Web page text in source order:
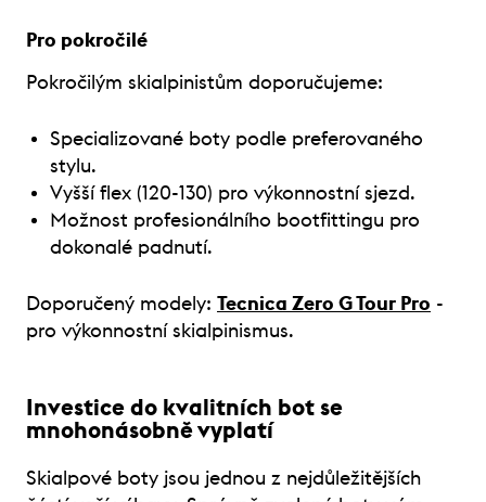
Pro pokročilé
Pokročilým skialpinistům doporučujeme:
Specializované boty podle preferovaného
stylu.
Vyšší flex (120-130) pro výkonnostní sjezd.
Možnost profesionálního bootfittingu pro
dokonalé padnutí.
Doporučený modely: Tecnica Zero G Tour Pro -
pro výkonnostní skialpinismus.
Investice do kvalitních bot se
mnohonásobně vyplatí
Skialpové boty jsou jednou z nejdůležitějších